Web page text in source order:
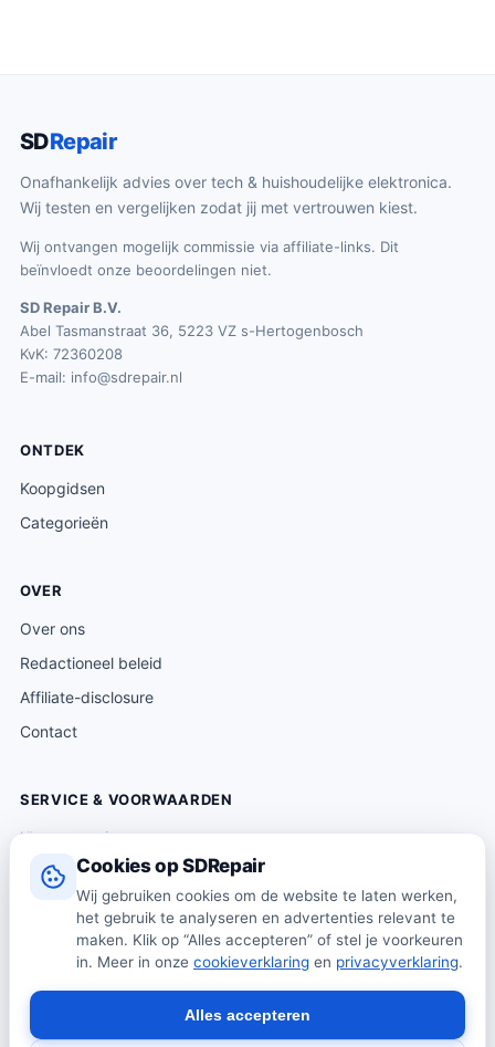
Cookies op SDRepair
Wij gebruiken cookies om de website te laten werken,
het gebruik te analyseren en advertenties relevant te
maken. Klik op “Alles accepteren” of stel je voorkeuren
in. Meer in onze cookieverklaring en privacyverklaring.
Alles accepteren
SDRepair
Onafhankelijk advies over tech & huishoudelijke elektronica.
Wij testen en vergelijken zodat jij met vertrouwen kiest.
Wij ontvangen mogelijk commissie via affiliate-links. Dit
beïnvloedt onze beoordelingen niet.
SD Repair B.V.
Abel Tasmanstraat 36, 5223 VZ s-Hertogenbosch
KvK: 72360208
E-mail: info@sdrepair.nl
ONTDEK
Koopgidsen
Categorieën
OVER
Over ons
Redactioneel beleid
Affiliate-disclosure
Contact
SERVICE & VOORWAARDEN
Klantenservice
Verzending & levering
Retourneren
Algemene voorwaarden